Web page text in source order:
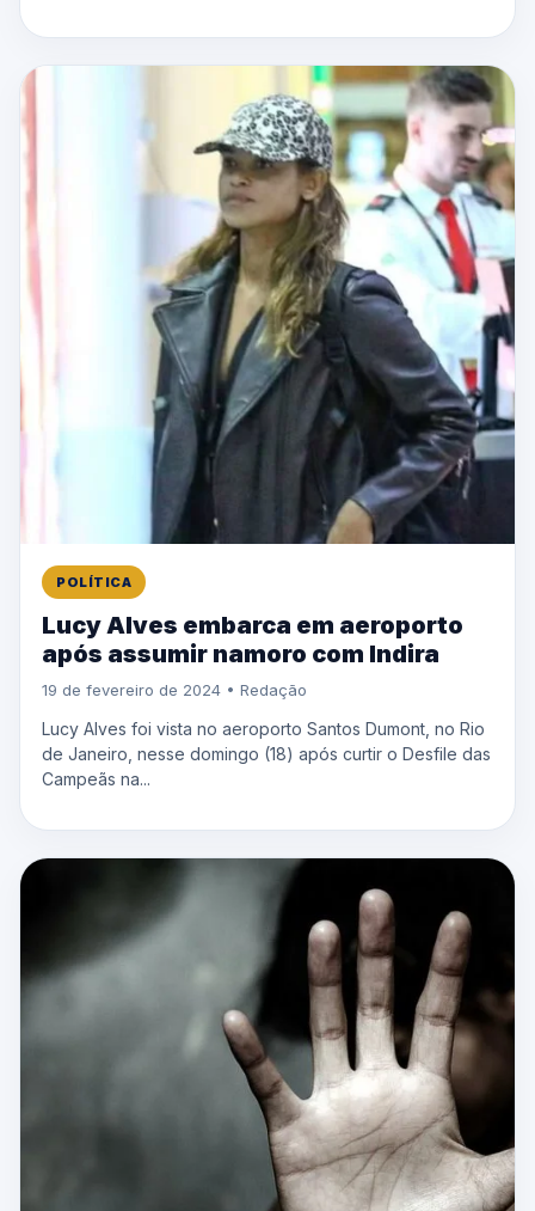
POLÍTICA
Lucy Alves embarca em aeroporto
após assumir namoro com Indira
19 de fevereiro de 2024 • Redação
Lucy Alves foi vista no aeroporto Santos Dumont, no Rio
de Janeiro, nesse domingo (18) após curtir o Desfile das
Campeãs na...